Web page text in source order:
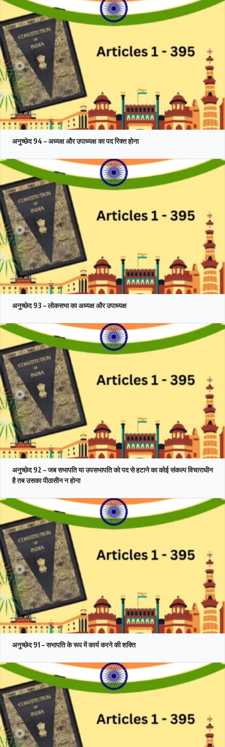
अनुच्छेद 94 – अध्यक्ष और उपाध्यक्ष का पद रिक्त होना
अनुच्छेद 93 – लोकसभा का अध्यक्ष और उपाध्यक्ष
अनुच्छेद 92 – जब सभापति या उपसभापति को पद से हटाने का कोई संकल्प विचाराधीन
है तब उसका पीठासीन न होना
अनुच्छेद 91 – सभापति के रूप में कार्य करने की शक्ति